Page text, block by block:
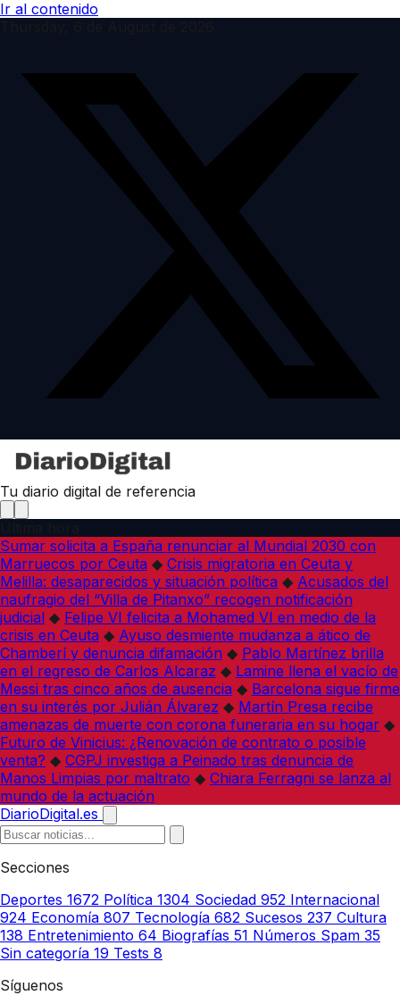
Ir al contenido
Tu diario digital de referencia
Sumar solicita a España renunciar al Mundial 2030 con
Marruecos por Ceuta ◆ Crisis migratoria en Ceuta y
Melilla: desaparecidos y situación política ◆ Acusados del
naufragio del “Villa de Pitanxo” recogen notificación
judicial ◆ Felipe VI felicita a Mohamed VI en medio de la
crisis en Ceuta ◆ Ayuso desmiente mudanza a ático de
Chamberí y denuncia difamación ◆ Pablo Martínez brilla
en el regreso de Carlos Alcaraz ◆ Lamine llena el vacío de
Messi tras cinco años de ausencia ◆ Barcelona sigue firme
en su interés por Julián Álvarez ◆ Martín Presa recibe
amenazas de muerte con corona funeraria en su hogar ◆
Futuro de Vinicius: ¿Renovación de contrato o posible
venta? ◆ CGPJ investiga a Peinado tras denuncia de
Manos Limpias por maltrato ◆ Chiara Ferragni se lanza al
mundo de la actuación
DiarioDigital.es
Secciones
Deportes 1672 Política 1304 Sociedad 952 Internacional
924 Economía 807 Tecnología 682 Sucesos 237 Cultura
138 Entretenimiento 64 Biografías 51 Números Spam 35
Sin categoría 19 Tests 8
Síguenos